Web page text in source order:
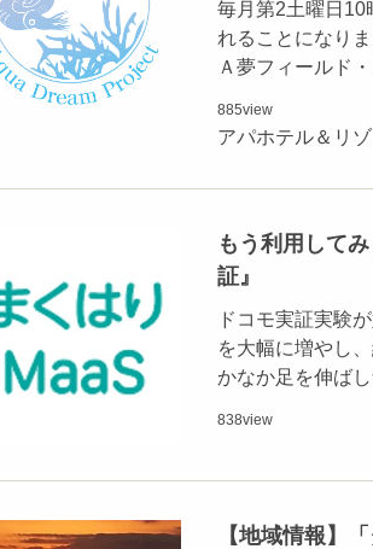
毎月第2土曜日10
れることになり
Ａ夢フィールド
885view
アパホテル＆リ
もう利用して
証』
ドコモ実証実験
を大幅に増やし
かなか足を伸ば
838view
【地域情報】